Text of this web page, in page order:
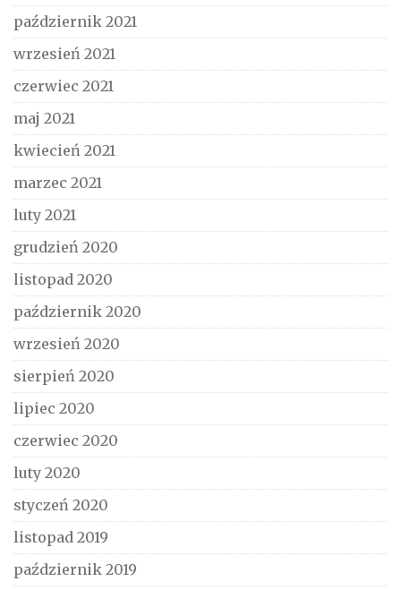
październik 2021
wrzesień 2021
czerwiec 2021
maj 2021
kwiecień 2021
marzec 2021
luty 2021
grudzień 2020
listopad 2020
październik 2020
wrzesień 2020
sierpień 2020
lipiec 2020
czerwiec 2020
luty 2020
styczeń 2020
listopad 2019
październik 2019